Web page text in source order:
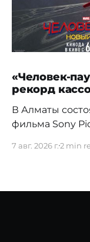
«Человек-
рекорд
В Алматы
фильма Sony
установила
августа в
приключение
7 авг. 2026 г.2 min